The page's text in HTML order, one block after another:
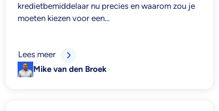
kredietbemiddelaar nu precies en waarom zou je
moeten kiezen voor een…
Mike van den Broek
Lees meer